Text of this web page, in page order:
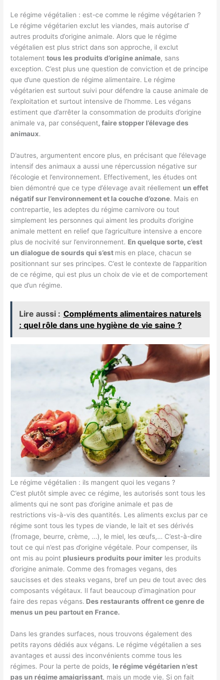
Le régime végétalien : est-ce comme le régime végétarien ?
Le régime végétarien exclut les viandes, mais autorise d’
autres produits d’origine animale. Alors que le régime
végétalien est plus strict dans son approche, il exclut
totalementtous les produits d’origine animale, sans
exception. C’est plus une question de conviction et de principe
que d’une question de régime alimentaire. Le régime
végétarien est surtout suivi pour défendre la cause animale de
l’exploitation et surtout intensive de l’homme. Les végans
estiment que d’arrêter la consommation de produits d’origine
animale va, par conséquent, faire stopper l’élevage des
animaux.
D’autres, argumentent encore plus, en précisant que l’élevage
intensif des animaux a aussi une répercussion négative sur
l’écologie et l’environnement. Effectivement, les études ont
bien démontré que ce type d’élevage avait réellement un effet
négatif sur l’environnement et la couche d’ozone. Mais en
contrepartie, les adeptes du régime carnivore ou tout
simplement les personnes qui aiment les produits d’origine
animale mettent en relief que l’agriculture intensive a encore
plus de nocivité sur l’environnement. En quelque sorte, c’est
un dialogue de sourds qui s’est mis en place, chacun se
positionnant sur ses principes. C’est le contexte de l’apparition
de ce régime, qui est plus un choix de vie et de comportement
que d’un régime.
Lire aussi : Compléments alimentaires naturels
: quel rôle dans une hygiène de vie saine ?
Le régime végétalien : ils mangent quoi les vegans ?
C’est plutôt simple avec ce régime, les autorisés sont tous les
aliments qui ne sont pas d’origine animale et pas de
restrictions vis-à-vis des quantités. Les aliments exclus par ce
régime sont tous les types de viande, le lait et ses dérivés
(fromage, beurre, crème, …), le miel, les œufs,… C’est-à-dire
tout ce qui n’est pas d’origine végétale. Pour compenser, ils
ont mis au point plusieurs produits pour imiter les produits
d’origine animale. Comme des fromages vegans, des
saucisses et des steaks vegans, bref un peu de tout avec des
composants végétaux. Il faut beaucoup d’imagination pour
faire des repas végans. Des restaurants offrent ce genre de
menus un peu partout en France.
Dans les grandes surfaces, nous trouvons également des
petits rayons dédiés aux végans. Le régime végétalien a ses
avantages et aussi des inconvénients comme tous les
régimes. Pour la perte de poids, le régime végétarien n’est
pas un régime amaigrissant, mais un mode vie. Si on fait